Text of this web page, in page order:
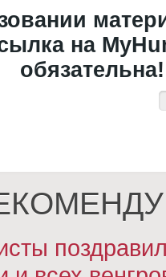
на
обязательна!